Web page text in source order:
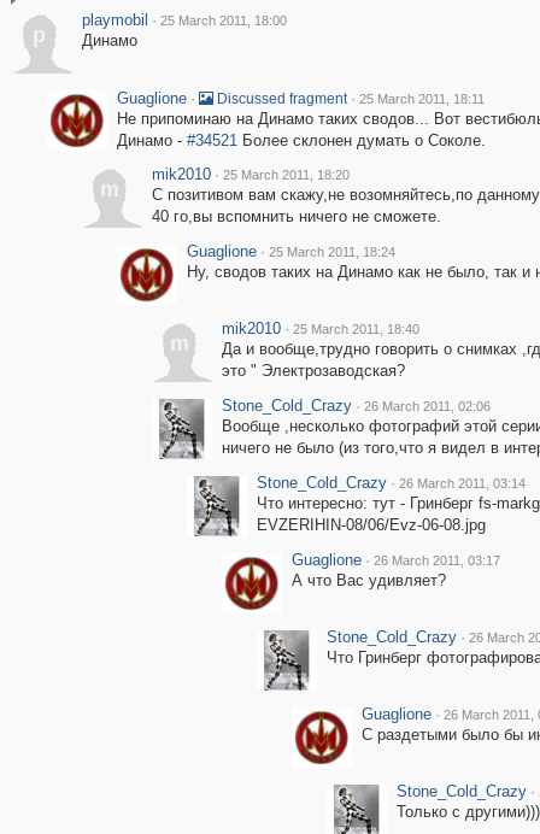
p
playmobil · 25 March 2011, 18:00
Динамо
Guaglione · Discussed fragment · 25 March 2011, 18:11
Не припоминаю на Динамо таких сводов... Вот
Динамо - #34521Более склонен думать о Соколе.
m
mik2010 · 25 March 2011, 18:20
C позитивом вам скажу,не возомняйтесь,по
40 го,вы вспомнить ничего не сможете.
Guaglione · 25 March 2011, 18:24
Ну, сводов таких на Динамо как не было, так и
m
mik2010 · 25 March 2011, 18:40
Да и вообще,трудно говорить о снимках
это " Электрозаводская?
Stone_Cold_Crazy · 26 March 2011, 02:06
Вообще ,несколько фотографий этой
ничего не было (из того,что я видел в
Stone_Cold_Crazy · 26 March 2011, 03:14
Что интересно: тут - Гринберг fs-
EVZERIHIN-08/06/Evz-06-08.jpg
Guaglione · 26 March 2011, 03:17
А что Вас удивляет?
Stone_Cold_Crazy · 26 March
Что Гринберг
Guaglione · 26 March 2011,
С раздетыми было бы
Stone_Cold_Crazy ·
Только с